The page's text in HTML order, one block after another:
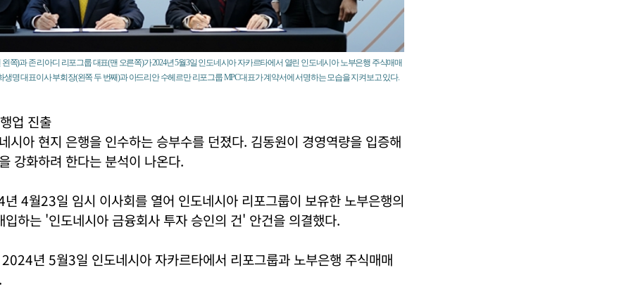
쪽)과 존 리아디 리포그룹 대표(맨 오른쪽)가 2024년 5월3일 인도네시아 자카르타에서 열린 인도네시아 노부은행 주식매매
생명 대표이사 부회장(왼쪽 두 번째)과 아드리안 수헤르만 리포그룹 MPC대표가 계약서에 서명하는 모습을 지켜보고 있다.
업 진출
시아 현지 은행을 인수하는 승부수를 던졌다. 김동원이 경영역량을 입증해
강화하려 한다는 분석이 나온다.
4월23일 임시 이사회를 열어 인도네시아 리포그룹이 보유한 노부은행의
하는 '인도네시아 금융회사 투자 승인의 건' 안건을 의결했다.
년 5월3일 인도네시아 자카르타에서 리포그룹과 노부은행 주식매매